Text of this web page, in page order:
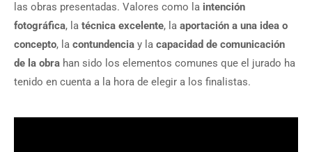
las obras presentadas. Valores como la intención
fotográfica, la técnica excelente, la aportación a una idea o
concepto, la contundencia y la capacidad de comunicación
de la obra han sido los elementos comunes que el jurado ha
tenido en cuenta a la hora de elegir a los finalistas.